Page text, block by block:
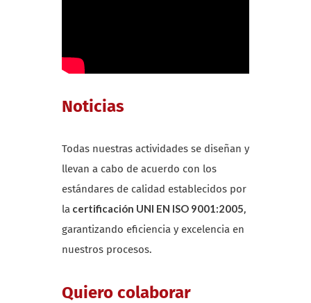
Noticias
Todas nuestras actividades se diseñan y
llevan a cabo de acuerdo con los
estándares de calidad establecidos por
la certificación UNI EN ISO 9001:2005,
garantizando eficiencia y excelencia en
nuestros procesos.
Quiero colaborar